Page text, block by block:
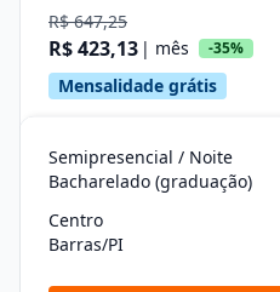
R$ 647,25
R$ 423,13 | mês -35%
Mensalidade grátis
Semipresencial / Noite
Bacharelado (graduação)
Centro
Barras/PI